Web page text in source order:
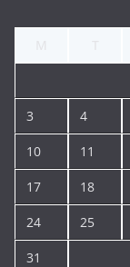
3 4
10 11
17 18
24 25
31